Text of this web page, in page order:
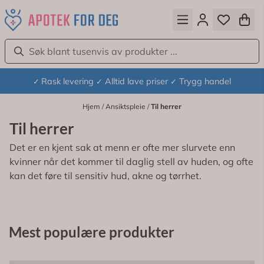
Hopp til innhold
✓ Rask levering ✓ Alltid lave priser ✓ Trygg handel
Hjem / Ansiktspleie /Til herrer
Til herrer
Det er en kjent sak at menn er ofte mer slurvete enn
kvinner når det kommer til daglig stell av huden, og ofte
kan det føre til sensitiv hud, akne og tørrhet.
Mest populære produkter